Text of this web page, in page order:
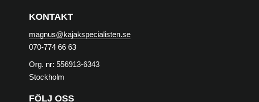
KONTAKT
magnus@kajakspecialisten.se
070-774 66 63
Org. nr: 556913-6343
Stockholm
FÖLJ OSS